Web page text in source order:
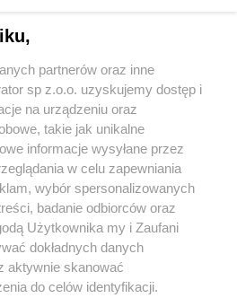
DTŚ w
W piątek, 22 grudnia 2023
doszło do
Gliwic była
regulamin korzystania z portali
Skontakuj sięz nami
Kontakt
Wydawca
Redakcja
partnerów oraz inne
sp z.o.o. uzyskujemy dostęp i
na urządzeniu oraz
takie jak unikalne
informacje wysyłane przez
w celu zapewniania
wybór spersonalizowanych
badanie odbiorców oraz
Użytkownika my i Zaufani
dokładnych danych
aktywnie skanować
do celów identyfikacji.